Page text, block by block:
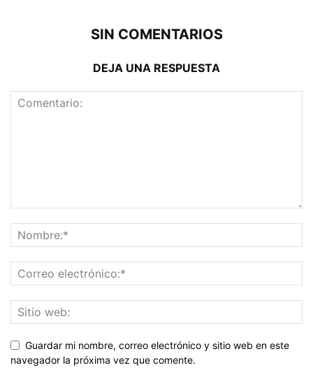
SIN COMENTARIOS
DEJA UNA RESPUESTA
Guardar mi nombre, correo electrónico y sitio web en este
navegador la próxima vez que comente.